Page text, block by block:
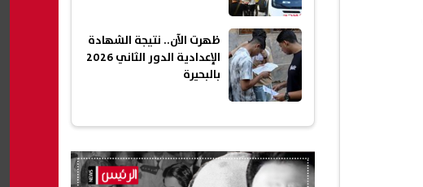
ظهرت الآن.. نتيجة الشهادة
الإعدادية الدور الثاني 2026
بالبحيرة